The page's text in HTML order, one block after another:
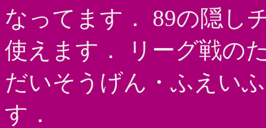
なってます． 89の隠し
使えます． リーグ戦の
だいそうげん・ふえい
す．